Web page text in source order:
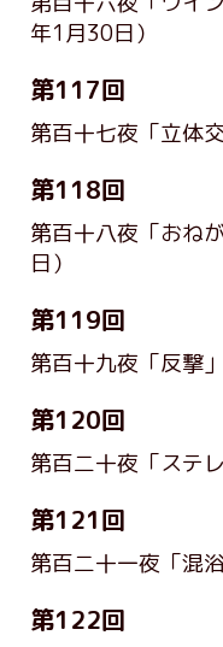
年1月30日）
第117回
第百十七夜「立体
第118回
第百十八夜「おねが
日）
第119回
第百十九夜「反撃」
第120回
第百二十夜「ステレ
第121回
第百二十一夜「混
第122回